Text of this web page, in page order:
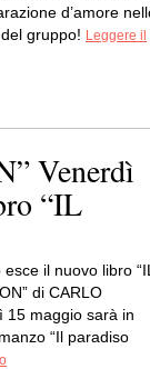
d’amore
gruppo! Leggere il
Venerdì
“IL
il nuovo libro
di CARLO
15 maggio sarà in
“Il paradiso